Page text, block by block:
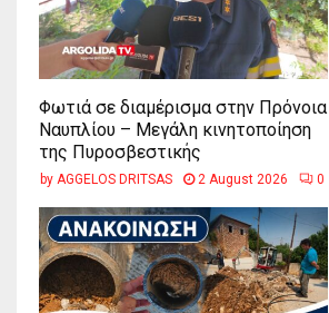
Φωτιά σε διαμέρισμα στην Πρόνοια
Ναυπλίου – Μεγάλη κινητοποίηση
της Πυροσβεστικής
by AGGELOS DRITSAS 2 August 2026 0